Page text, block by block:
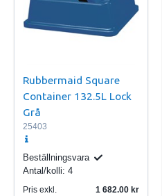
Rubbermaid Square
Container 132.5L Lock
Grå
25403
Beställningsvara
Antal/kolli: 4
Pris exkl.
1 682.00